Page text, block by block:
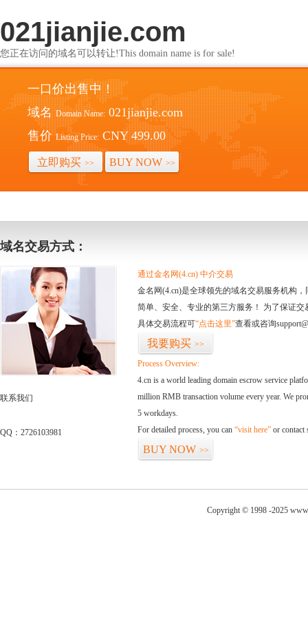
021jianjie.com
您正在访问的域名可以转让!This domain name is for sale!
一口价出售中！
域名 Domain Name: 021jianjie.com
售价 Listing Price: CNY 499.00
立即购买 >> BUY NOW >>
域名交易方式：
联系我们
QQ：2726103981
通过金名网(4.cn) 中介交易
金名网(4.cn)是全球领先的域名交易服务机构
简单、安全、专业的第三方服务！ 为了保证
具体交易流程可“点击这里”查看或咨询
我要购买 >>
Process Overview:
4.cn is a world leading domain escrow service
million RMB transaction volume every year. We
5 workdays.
For detailed process, you can “visit here” or contact
BUY NOW >>
Copyright © 1998 -2025